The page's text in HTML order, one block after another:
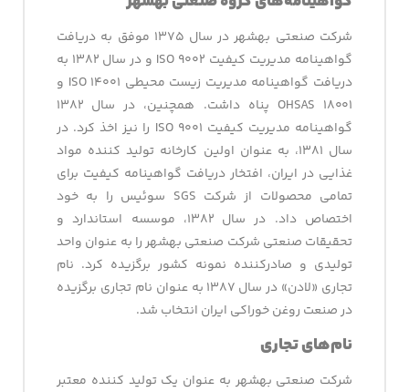
شرکت صنعتی بهشهر در سال ۱۳۷۵ موفق به دریافت
گواهینامه مدیریت کیفیت ISO ۹۰۰۲ و در سال ۱۳۸۲ به
دریافت گواهینامه مدیریت زیست محیطی ISO ۱۴۰۰۱ و
OHSAS ۱۸۰۰۱ پناه داشت. همچنین، در سال ۱۳۸۲
گواهینامه مدیریت کیفیت ISO ۹۰۰۱ را نیز اخذ کرد. در
سال ۱۳۸۱، به عنوان اولین کارخانه تولید کننده مواد
غذایی در ایران، افتخار دریافت گواهینامه کیفیت برای
تمامی محصولات از شرکت SGS سوئیس را به خود
اختصاص داد. در سال ۱۳۸۲، موسسه استاندارد و
تحقیقات صنعتی شرکت صنعتی بهشهر را به عنوان واحد
تولیدی و صادرکننده نمونه کشور برگزیده کرد. نام
تجاری «لادن» در سال ۱۳۸۷ به عنوان نام تجاری برگزیده
در صنعت روغن خوراکی ایران انتخاب شد.
نام‌های تجاری
شرکت صنعتی بهشهر به عنوان یک تولید کننده معتبر